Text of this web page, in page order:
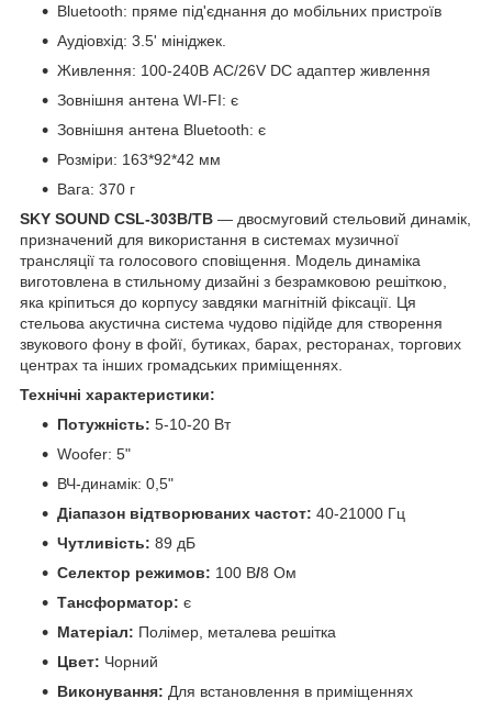
Bluetooth: пряме під'єднання до мобільних пристроїв
Аудіовхід: 3.5' мініджек.
Живлення: 100-240В АС/26V DС адаптер живлення
Зовнішня антена WI-FI: є
Зовнішня антена Bluetooth: є
Розміри: 163*92*42 мм
Вага: 370 г
SKY SOUND CSL-303B/TB — двосмуговий стельовий динамік,
призначений для використання в системах музичної
трансляції та голосового сповіщення. Модель динаміка
виготовлена в стильному дизайні з безрамковою решіткою,
яка кріпиться до корпусу завдяки магнітній фіксації. Ця
стельова акустична система чудово підійде для створення
звукового фону в фойї, бутиках, барах, ресторанах, торгових
центрах та інших громадських приміщеннях.
Технічні характеристики:
Потужність: 5-10-20 Вт
Woofer: 5"
ВЧ-динамік: 0,5"
Діапазон відтворюваних частот: 40-21000 Гц
Чутливість: 89 дБ
Селектор режимов: 100 В/8 Oм
Тансформатор: є
Матеріал: Полімер, металева решітка
Цвет: Чорний
Виконування: Для встановлення в приміщеннях